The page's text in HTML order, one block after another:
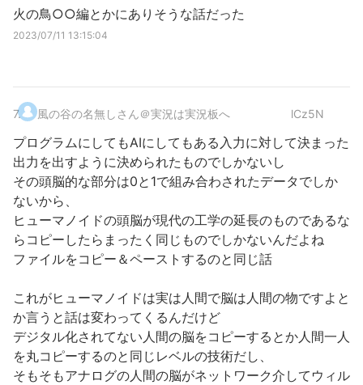
火の鳥○○編とかにありそうな話だった
2023/07/11 13:15:04
7. 風の谷の名無しさん＠実況は実況板へ lCz5N
プログラムにしてもAIにしてもある入力に対して決まった
出力を出すように決められたものでしかないし
その頭脳的な部分は0と1で組み合わされたデータでしか
ないから、
ヒューマノイドの頭脳が現代の工学の延長のものであるな
らコピーしたらまったく同じものでしかないんだよね
ファイルをコピー＆ペーストするのと同じ話
これがヒューマノイドは実は人間で脳は人間の物ですよと
か言うと話は変わってくるんだけど
デジタル化されてない人間の脳をコピーするとか人間一人
を丸コピーするのと同じレベルの技術だし、
そもそもアナログの人間の脳がネットワーク介してウィル